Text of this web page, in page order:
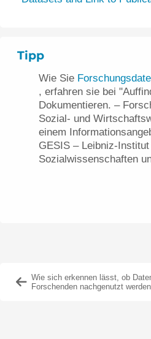
Tipp
Wie Sie
, erfahren sie bei
Dokumentieren. –
Sozial- und
einem
GESIS – Leibniz-
Sozialwissenschaften
Wie sich erkennen lässt, ob
Forschenden nachgenutzt werden